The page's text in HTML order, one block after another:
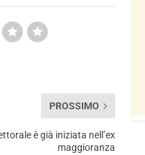
PROSSIMO
è già iniziata nell’ex
maggioranza